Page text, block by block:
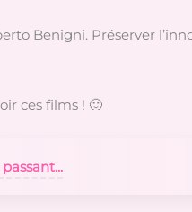
Benigni. Préserver
ces films ! 🙂